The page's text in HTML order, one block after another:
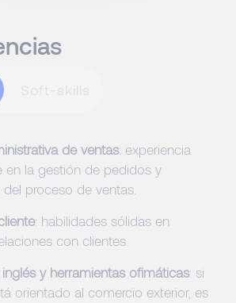
de ventas: experiencia
en la gestión de pedidos y
proceso de ventas.
: habilidades sólidas en
con clientes.
y herramientas ofimáticas: si
orientado al comercio exterior, es